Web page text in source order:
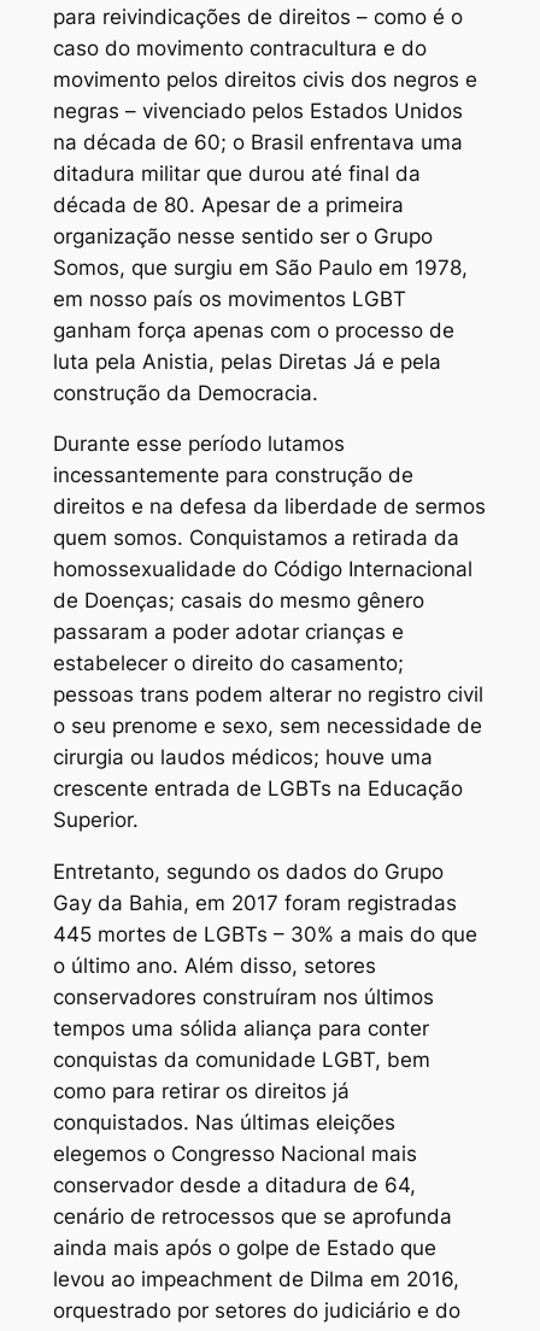
para reivindicações de direitos – como é o
caso do movimento contracultura e do
movimento pelos direitos civis dos negros e
negras – vivenciado pelos Estados Unidos
na década de 60; o Brasil enfrentava uma
ditadura militar que durou até final da
década de 80. Apesar de a primeira
organização nesse sentido ser o Grupo
Somos, que surgiu em São Paulo em 1978,
em nosso país os movimentos LGBT
ganham força apenas com o processo de
luta pela Anistia, pelas Diretas Já e pela
construção da Democracia.
Durante esse período lutamos
incessantemente para construção de
direitos e na defesa da liberdade de sermos
quem somos. Conquistamos a retirada da
homossexualidade do Código Internacional
de Doenças; casais do mesmo gênero
passaram a poder adotar crianças e
estabelecer o direito do casamento;
pessoas trans podem alterar no registro civil
o seu prenome e sexo, sem necessidade de
cirurgia ou laudos médicos; houve uma
crescente entrada de LGBTs na Educação
Superior.
Entretanto, segundo os dados do Grupo
Gay da Bahia, em 2017 foram registradas
445 mortes de LGBTs – 30% a mais do que
o último ano. Além disso, setores
conservadores construíram nos últimos
tempos uma sólida aliança para conter
conquistas da comunidade LGBT, bem
como para retirar os direitos já
conquistados. Nas últimas eleições
elegemos o Congresso Nacional mais
conservador desde a ditadura de 64,
cenário de retrocessos que se aprofunda
ainda mais após o golpe de Estado que
levou ao impeachment de Dilma em 2016,
orquestrado por setores do judiciário e do